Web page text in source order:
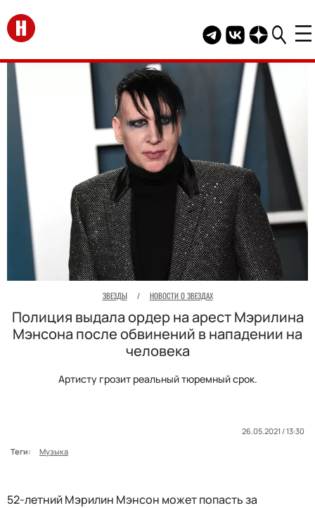
Перейти на главную
Telegram канал
Группа HELLO
Канал
ЗВЕЗДЫ / НОВОСТИ О ЗВЕЗДАХ
Полиция выдала ордер на арест Мэрилина
Мэнсона после обвинений в нападении на
человека
Артисту грозит реальный тюремный срок.
26.05.2021 / 13:30
Теги:
Музыка
52-летний Мэрилин Мэнсон может попасть за